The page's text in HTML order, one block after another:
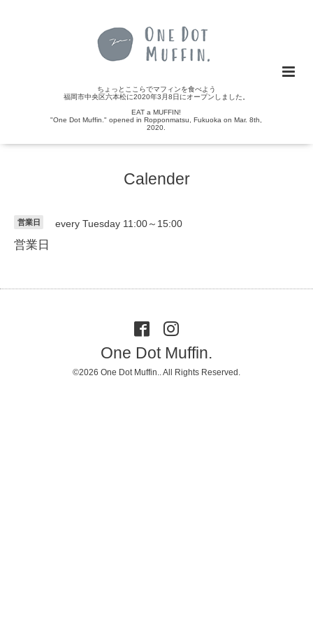
ちょっとここらでマフィンを食べよう
福岡市中央区六本松に2020年3月8日にオープンしました。
EAT a MUFFIN!
"One Dot Muffin." opened in Ropponmatsu, Fukuoka on Mar. 8th,
2020.
Calender
営業日 every Tuesday 11:00～15:00
営業日
One Dot Muffin.
©2026 One Dot Muffin. . All Rights Reserved.